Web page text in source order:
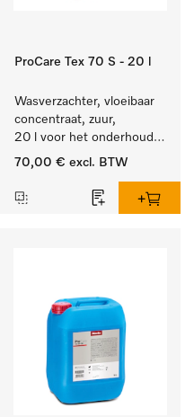
ProCare Tex 70 S - 20 l
Wasverzachter, vloeibaar
concentraat, zuur,
20 l voor het onderhoud
van vezels zodat het
70,00 € excl. BTW